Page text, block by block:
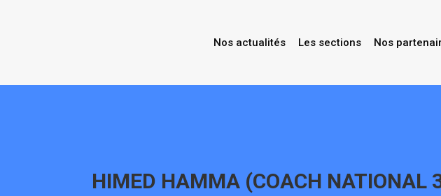
Nos actualités Les sections Nos
HIMED HAMMA (COACH NATIONAL